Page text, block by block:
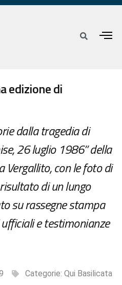
edizione di
dalla tragedia di
26 luglio 1986” della
con le foto di
di un lungo
su rassegne stampa
e testimonianze
Categorie: Qui Basilicata